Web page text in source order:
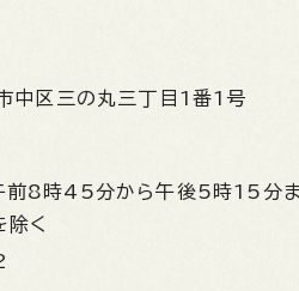
中区三の丸三丁目1番1号
前8時45分から午後5時15分
除く